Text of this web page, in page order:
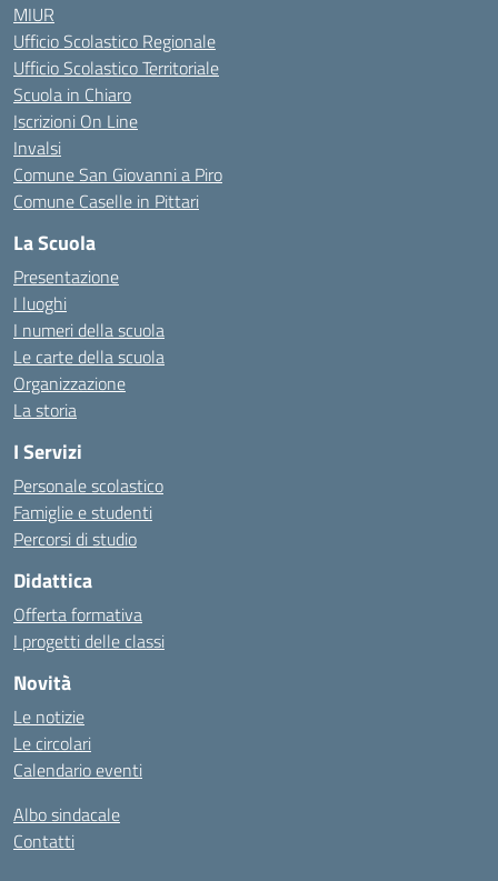
MIUR
Ufficio Scolastico Regionale
Ufficio Scolastico Territoriale
Scuola in Chiaro
Iscrizioni On Line
Invalsi
Comune San Giovanni a Piro
Comune Caselle in Pittari
La Scuola
Presentazione
I luoghi
I numeri della scuola
Le carte della scuola
Organizzazione
La storia
I Servizi
Personale scolastico
Famiglie e studenti
Percorsi di studio
Didattica
Offerta formativa
I progetti delle classi
Novità
Le notizie
Le circolari
Calendario eventi
Albo sindacale
Contatti